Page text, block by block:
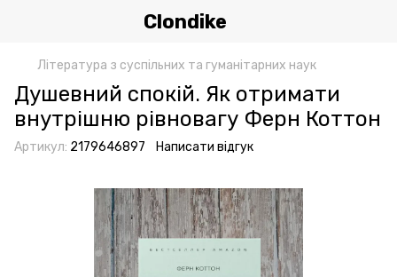
Clondike
Література з суспільних та гуманітарних наук
Душевний спокій. Як отримати
внутрішню рівновагу Ферн Коттон
Артикул: 2179646897 Написати відгук